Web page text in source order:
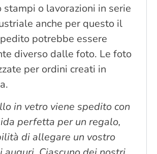
stampi o lavorazioni in serie
anche per questo il
potrebbe essere
diverso dalle foto. Le foto
per ordini creati in
in vetro viene spedito con
perfetta per un regalo,
di allegare un vostro